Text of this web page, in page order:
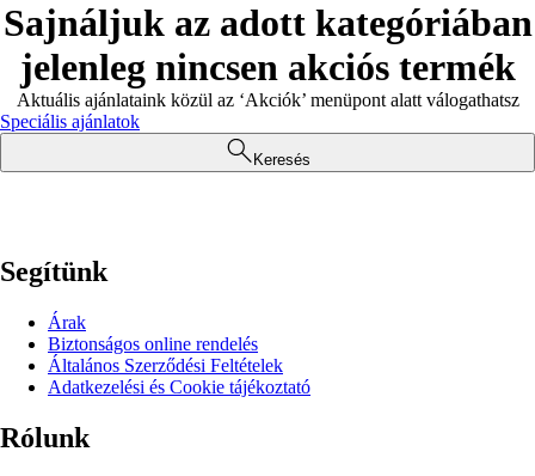
Sajnáljuk az adott kategóriában
jelenleg nincsen akciós termék
Aktuális ajánlataink közül az ‘Akciók’ menüpont alatt válogathatsz
Speciális ajánlatok
Keresés
Segítünk
Árak
Biztonságos online rendelés
Általános Szerződési Feltételek
Adatkezelési és Cookie tájékoztató
Rólunk